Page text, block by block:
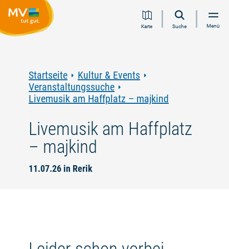
Inhalt
Navigation
Volltextsuche
FooterKarte Suche Menü
Startseite
Kultur & Events
Veranstaltungssuche
Livemusik am Haffplatz – majkind
Livemusik am Haffplatz
– majkind
11.07.26 in Rerik